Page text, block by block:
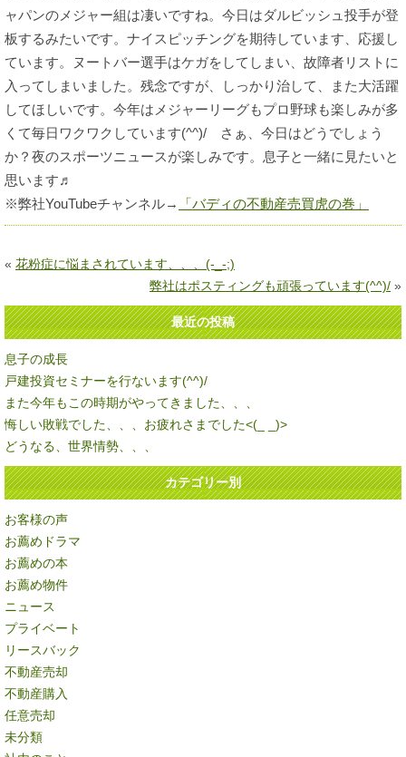
ャパンのメジャー組は凄いですね。今日はダルビッシュ投手が登
板するみたいです。ナイスピッチングを期待しています、応援し
ています。ヌートバー選手はケガをしてしまい、故障者リストに
入ってしまいました。残念ですが、しっかり治して、また大活躍
してほしいです。今年はメジャーリーグもプロ野球も楽しみが多
くて毎日ワクワクしています(^^)/ さぁ、今日はどうでしょう
か？夜のスポーツニュースが楽しみです。息子と一緒に見たいと
思います♬
※弊社YouTubeチャンネル→
「バディの不動産売買虎の巻」
« 花粉症に悩まされています、、、(-_-;)
弊社はポスティングも頑張っています(^^)/ »
最近の投稿
息子の成長
戸建投資セミナーを行ないます(^^)/
また今年もこの時期がやってきました、、、
悔しい敗戦でした、、、お疲れさまでした<(_ _)>
どうなる、世界情勢、、、
カテゴリー別
お客様の声
お薦めドラマ
お薦めの本
お薦め物件
ニュース
プライベート
リースバック
不動産売却
不動産購入
任意売却
未分類